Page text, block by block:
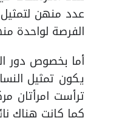
عدد منهن
الفرصة لواحدة
أما بخصوص دور
ترأست امرأتان
كما كانت هناك